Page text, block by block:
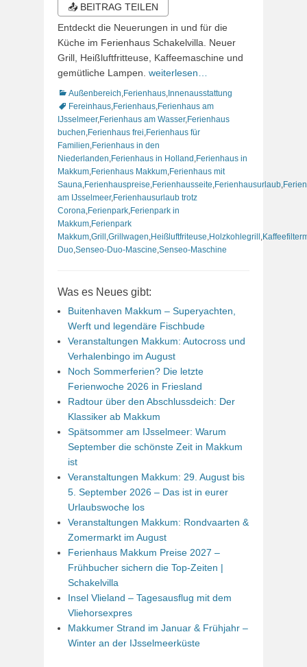
📤 BEITRAG TEILEN
Entdeckt die Neuerungen in und für die
Küche im Ferienhaus Schakelvilla. Neuer
Grill, Heißluftfritteuse, Kaffeemaschine und
gemütliche Lampen. weiterlesen…
Kategorien
Außenbereich Ferienhaus Innenausstattung
Fereinhaus Ferienhaus Ferienhaus am
IJsselmeer, Ferienhaus am Wasser, Ferienhaus
buchen Ferienhaus frei Ferienhaus für
Familien Ferienhaus in den
Niederlanden Ferienhaus in Holland Ferienhaus in
Makkum Ferienhaus Makkum Ferienhaus mit
Sauna Ferienhauspreise Ferienhausseite Ferienhausurlaub
am IJsselmeer, Ferienhausurlaub trotz
Corona Ferienpark Ferienpark in
Makkum Ferienpark
Makkum Grill Grillwagen Heißluftfriteuse Holzkohlegrill
Duo Senseo-Duo-Mascine Senseo-Maschine
Was es Neues gibt:
Buitenhaven Makkum – Superyachten,
Werft und legendäre Fischbude
Veranstaltungen Makkum: Autocross und
Verhalenbingo im August
Noch Sommerferien? Die letzte
Ferienwoche 2026 in Friesland
Radtour über den Abschlussdeich: Der
Klassiker ab Makkum
Spätsommer am IJsselmeer: Warum
September die schönste Zeit in Makkum
ist
Veranstaltungen Makkum: 29. August bis
5. September 2026 – Das ist in eurer
Urlaubswoche los
Veranstaltungen Makkum: Rondvaarten &
Zomermarkt im August
Ferienhaus Makkum Preise 2027 –
Frühbucher sichern die Top-Zeiten |
Schakelvilla
Insel Vlieland – Tagesausflug mit dem
Vliehorsexpres
Makkumer Strand im Januar & Frühjahr –
Winter an der IJsselmeerküste